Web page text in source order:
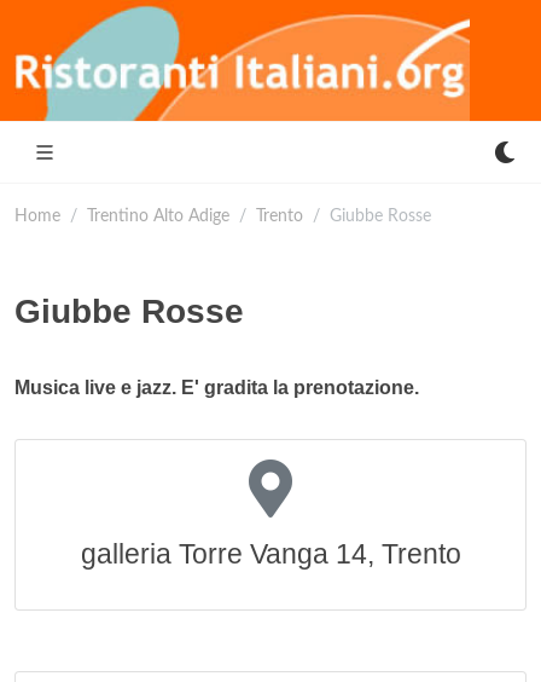
Home Trentino Alto Adige Trento Giubbe Rosse
Giubbe Rosse
Musica live e jazz. E' gradita la prenotazione.
galleria Torre Vanga 14, Trento